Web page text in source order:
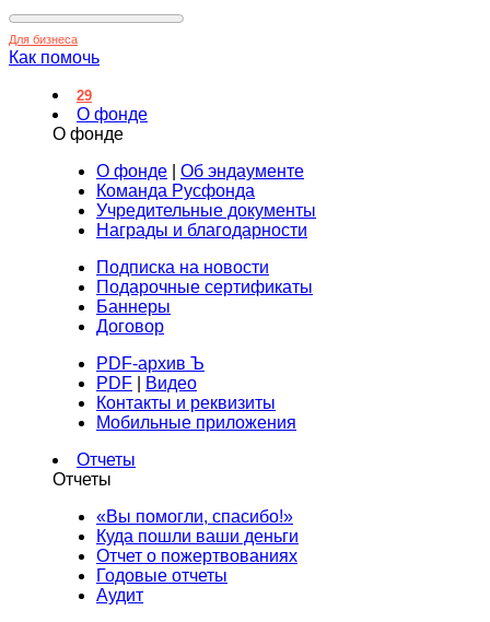
Для бизнеса
Как помочь
29
О фонде
О фонде
О фонде
Об эндаументе
Команда Русфонда
Учредительные документы
Награды и благодарности
Подписка на новости
Подарочные сертификаты
Баннеры
Договор
PDF-архив Ъ
PDF
Видео
Контакты и реквизиты
Мобильные приложения
Отчеты
Отчеты
«Вы помогли, спасибо!»
Куда пошли ваши деньги
Отчет о пожертвованиях
Годовые отчеты
Аудит